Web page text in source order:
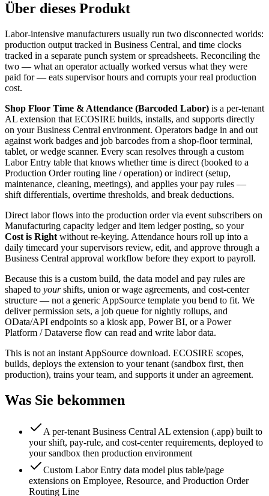
Über dieses Produkt
Labor-intensive manufacturers usually run two disconnected worlds:
production output tracked in Business Central, and time clocks
tracked in a separate punch system or spreadsheets. Reconciling the
two — what an operator actually worked versus what they were
paid for — eats supervisor hours and corrupts your real production
cost.
Shop Floor Time & Attendance (Barcoded Labor) is a per-tenant
AL extension that ECOSIRE builds, installs, and supports directly
on your Business Central environment. Operators badge in and out
against work badges and job barcodes from a shop-floor terminal,
tablet, or wedge scanner. Every scan resolves through a custom
Labor Entry table that knows whether time is direct (booked to a
Production Order routing line / operation) or indirect (setup,
maintenance, cleaning, meetings), and applies your pay rules —
shift differentials, overtime thresholds, and break deductions.
Direct labor flows into the production order via event subscribers on
Manufacturing capacity ledger and item ledger posting, so your
Cost is Right without re-keying. Attendance hours roll up into a
daily timecard your supervisors review, edit, and approve through a
Business Central approval workflow before they export to payroll.
Because this is a custom build, the data model and pay rules are
shaped to yourshifts, union or wage agreements, and cost-center
structure — not a generic AppSource template you bend to fit. We
deliver permission sets, a job queue for nightly rollups, and
OData/API endpoints so a kiosk app, Power BI, or a Power
Platform / Dataverse flow can read and write labor data.
This is not an instant AppSource download. ECOSIRE scopes,
builds, deploys the extension to your tenant (sandbox first, then
production), trains your team, and supports it under an agreement.
Was Sie bekommen
A per-tenant Business Central AL extension (.app) built to
your shift, pay-rule, and cost-center requirements, deployed to
your sandbox then production environment
Custom Labor Entry data model plus table/page
extensions on Employee, Resource, and Production Order
Routing Line